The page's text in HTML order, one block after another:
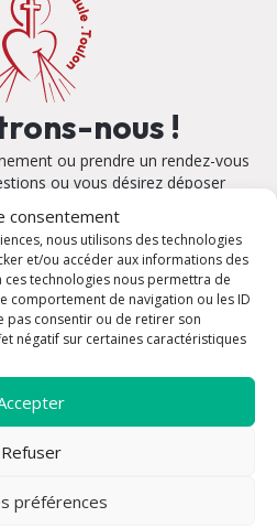
consentement
nous utilisons des technologies
et/ou accéder aux informations des
technologies nous permettra de
comportement de navigation ou les ID
pas consentir ou de retirer son
négatif sur certaines caractéristiques
Refuser
préférences
nous !
ou prendre un rendez-vous
ou vous désirez déposer
de Paule
83000 Toulon Plan